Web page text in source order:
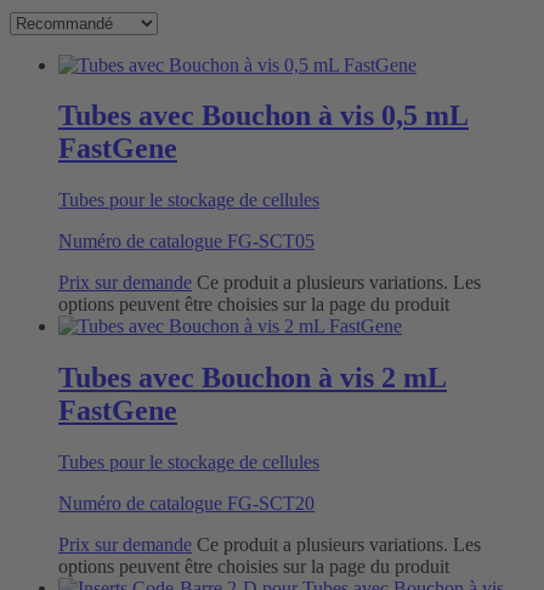
Tubes avec Bouchon à vis 0,5 mL
FastGene
Tubes pour le stockage de cellules
Numéro de catalogue FG-SCT05
Prix sur demande Ce produit a plusieurs variations. Les
options peuvent être choisies sur la page du produit
Tubes avec Bouchon à vis 2 mL
FastGene
Tubes pour le stockage de cellules
Numéro de catalogue FG-SCT20
Prix sur demande Ce produit a plusieurs variations. Les
options peuvent être choisies sur la page du produit